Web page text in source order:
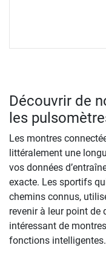
Découvrir de
les
Les montres
littéralement une
vos données
exacte. Les sportifs
chemins connus,
revenir à leur point
intéressant de
fonctions intelligentes.